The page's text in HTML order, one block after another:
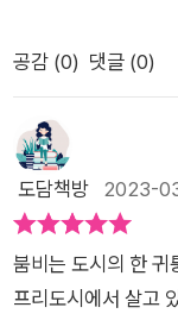
건네 보세요. 라틴
다가설 수도 있을 테
다른 시간을 두 주
녁은 그들에게 어떤
우가 누구든지의
우는 하루의 대부분
것 같은걸.. 인간은
살아가야 하는 존재
과 이 여우, 당나귀
비 리들이 책 속에
그림책 <달은 누구
리는 도시에 산다.클
좋아하는 친구다.클
만난다. 어느날 험
러간다.<달은 누구의
동적인 공연을 본 뒤
그 초대권은 둘에게
공감 (0) 댓글 (0)
도담책방 2023-
붐비는 도시의 한 귀
프리도시에서 살고